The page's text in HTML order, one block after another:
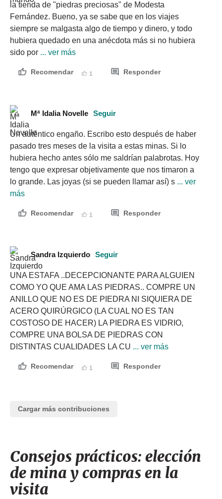
la tienda de "piedras preciosas" de Modesta
Fernández. Bueno, ya se sabe que en los viajes
siempre se malgasta algo de tiempo y dinero, y todo
hubiera quedado en una anécdota más si no hubiera
sido por ... ver más
Recomendar 1 Responder
Mª Idalia Novelle Seguir
Un auténtico engaño. Escribo esto después de haber
pasado tres meses de la visita a estas minas. Si lo
hubiera hecho antes sólo me saldrían palabrotas. Hoy
tengo que expresar objetivamente que nos timaron a
lo grande. Las joyas (si se pueden llamar así) s ... ver
más
Recomendar 1 Responder
Sandra Izquierdo Seguir
UNA ESTAFA ..DECEPCIONANTE PARA ALGUIEN
COMO YO QUE AMA LAS PIEDRAS.. COMPRE UN
ANILLO QUE NO ES DE PIEDRA NI SIQUIERA DE
ACERO QUIRÚRGICO (LA CUAL NO ES TAN
COSTOSO DE HACER) LA PIEDRA ES VIDRIO,
COMPRE UNA BOLSA DE PIEDRAS CON
DISTINTAS CUALIDADES LA CU ... ver más
Recomendar 1 Responder
Cargar más contribuciones
Consejos prácticos: elección
de mina y compras en la
visita